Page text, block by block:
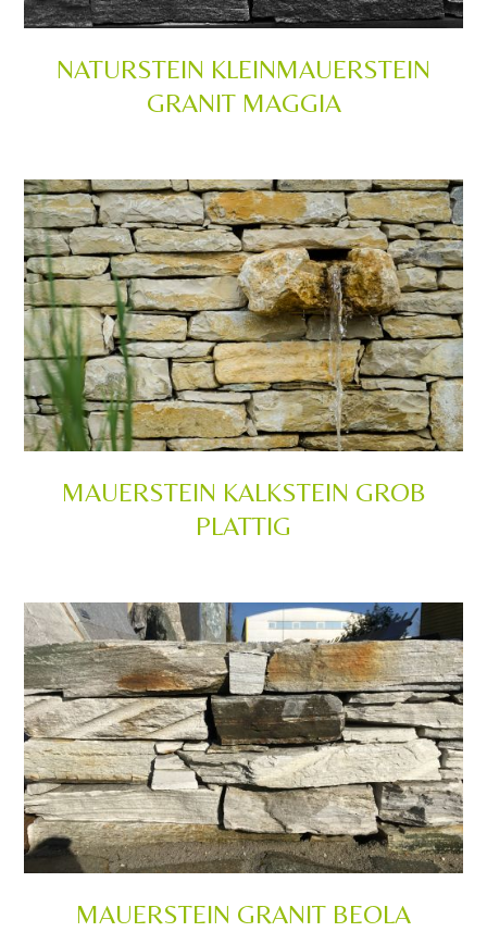
NATURSTEIN KLEINMAUERSTEIN
GRANIT MAGGIA
MAUERSTEIN KALKSTEIN GROB
PLATTIG
MAUERSTEIN GRANIT BEOLA